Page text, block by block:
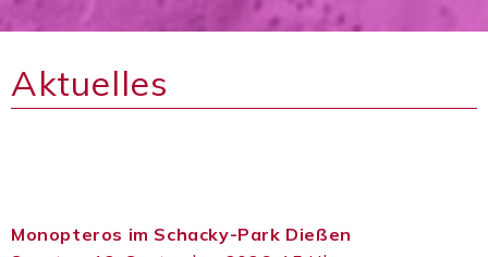
Aktuelles
Monopteros im Schacky-Park Dießen